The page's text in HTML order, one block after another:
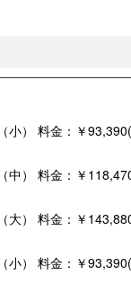
小） 料金：￥
中） 料金：￥
大） 料金：￥
小） 料金：￥